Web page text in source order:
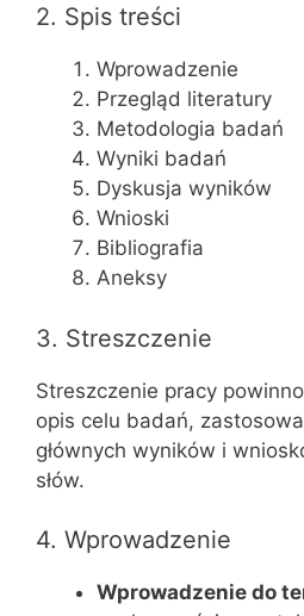
2. Spis treści
Wprowadzenie
Przegląd literatury
Metodologia badań
Wyniki badań
Dyskusja wyników
Wnioski
Bibliografia
Aneksy
3. Streszczenie
Streszczenie pracy
opis celu badań,
głównych wyników i
słów.
4. Wprowadzenie
Wprowadzenie do